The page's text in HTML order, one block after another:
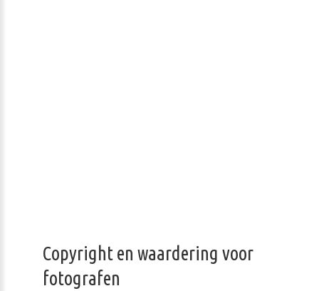
Copyright en waardering voor
fotografen